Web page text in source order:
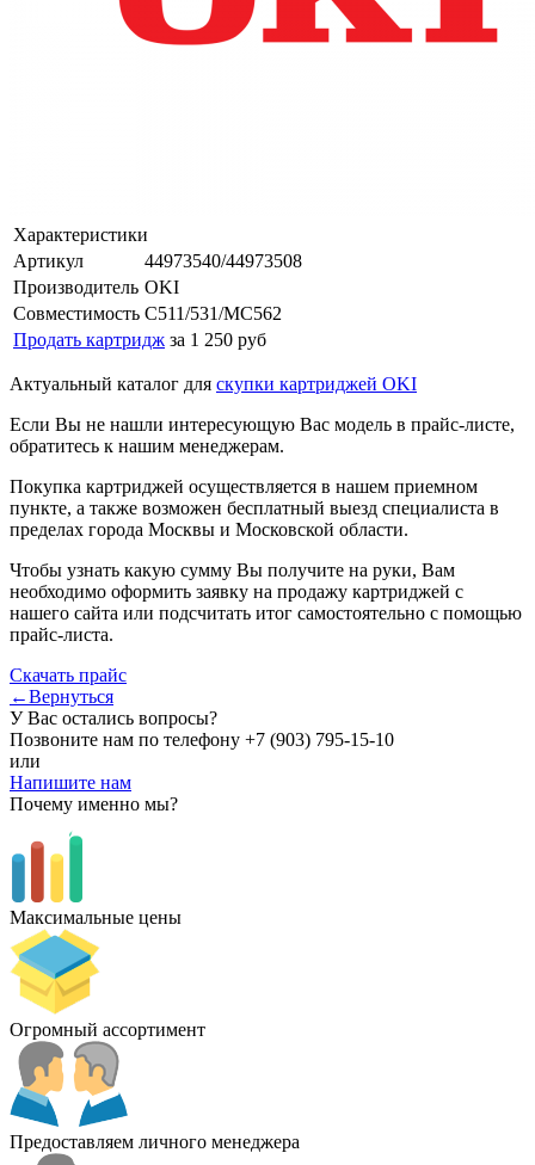
Характеристики
Артикул
44973540/44973508
Производитель OKI
Совместимость C511/531/MC562
Продать картридж за 1 250 руб
Актуальный каталог для скупки картриджей OKI
Если Вы не нашли интересующую Вас модель в прайс-листе,
обратитесь к нашим менеджерам.
Покупка картриджей осуществляется в нашем приемном
пункте, а также возможен бесплатный выезд специалиста в
пределах города Москвы и Московской области.
Чтобы узнать какую сумму Вы получите на руки, Вам
необходимо оформить заявку на продажу картриджей с
нашего сайта или подсчитать итог самостоятельно с помощью
прайс-листа.
Скачать прайс
←Вернуться
У Вас остались вопросы?
Позвоните нам по телефону +7 (903) 795-15-10
или
Напишите нам
Почему именно мы?
Максимальные цены
Огромный ассортимент
Предоставляем личного менеджера